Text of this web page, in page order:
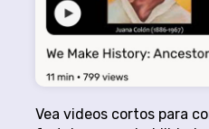
Vea videos cortos para